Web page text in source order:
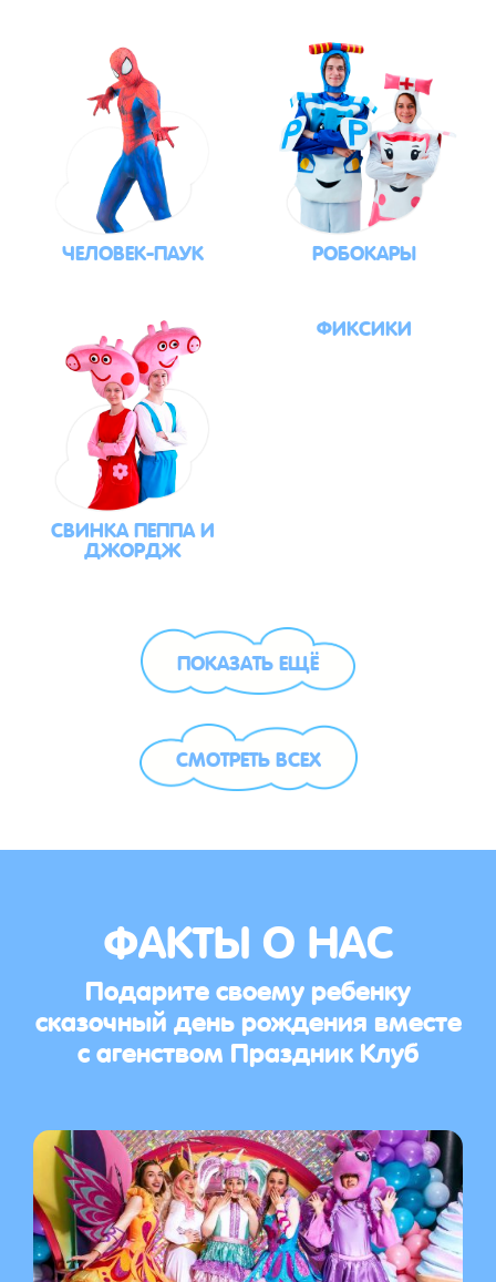
ЧЕЛОВЕК-ПАУК РОБОКАРЫ
СВИНКА ПЕППА И
ДЖОРДЖ
ФИКСИКИ
ПОКАЗАТЬ ЕЩЁ
СМОТРЕТЬ ВСЕХ
ФАКТЫ О НАС
Подарите своему ребенку
сказочный день рождения вместе
с агенством Праздник Клуб